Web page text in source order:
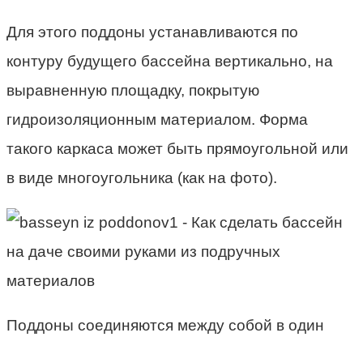
Для этого поддоны устанавливаются по
контуру будущего бассейна вертикально, на
выравненную площадку, покрытую
гидроизоляционным материалом. Форма
такого каркаса может быть прямоугольной или
в виде многоугольника (как на фото).
Поддоны соединяются между собой в один